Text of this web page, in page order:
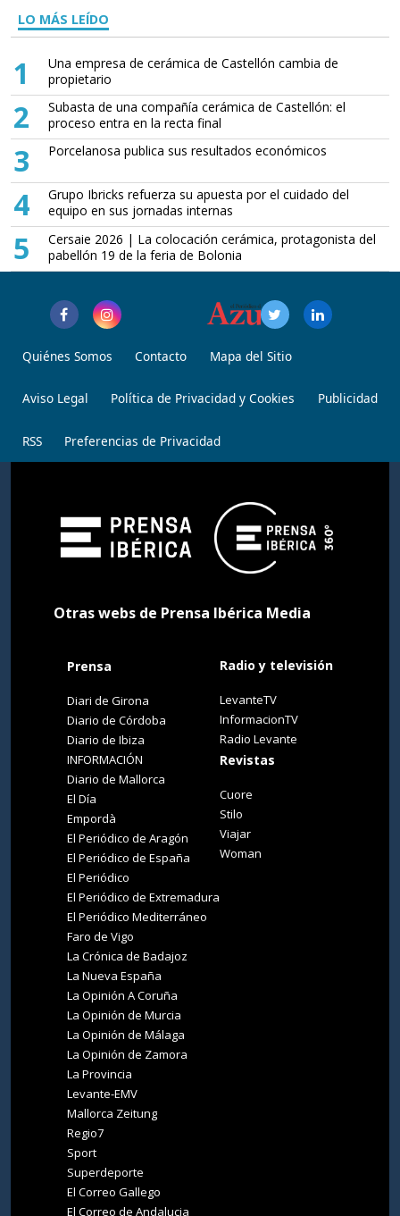
LO MÁS LEÍDO
1
Una empresa de cerámica de Castellón cambia de
propietario
2
Subasta de una compañía cerámica de Castellón: el
proceso entra en la recta final
3 Porcelanosa publica sus resultados económicos
4
Grupo Ibricks refuerza su apuesta por el cuidado del
equipo en sus jornadas internas
5
Cersaie 2026 | La colocación cerámica, protagonista del
pabellón 19 de la feria de Bolonia
Quiénes Somos Contacto Mapa del Sitio
Aviso Legal Política de Privacidad y Cookies Publicidad
RSS Preferencias de Privacidad
Otras webs de Prensa Ibérica Media
Prensa
Diari de Girona
Diario de Córdoba
Diario de Ibiza
INFORMACIÓN
Diario de Mallorca
El Día
Empordà
El Periódico de Aragón
El Periódico de España
El Periódico
El Periódico de Extremadura
El Periódico Mediterráneo
Faro de Vigo
La Crónica de Badajoz
La Nueva España
La Opinión A Coruña
La Opinión de Murcia
La Opinión de Málaga
La Opinión de Zamora
La Provincia
Levante-EMV
Mallorca Zeitung
Regio7
Sport
Superdeporte
El Correo Gallego
El Correo de Andalucia
Radio y televisión
LevanteTV
InformacionTV
Radio Levante
Revistas
Cuore
Stilo
Viajar
Woman